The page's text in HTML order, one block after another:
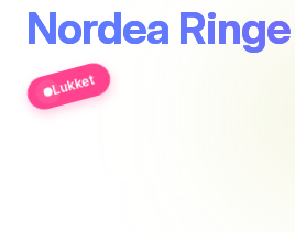
Nordea
Lukket